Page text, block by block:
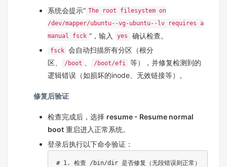
系统会提示“ The root filesystem on
/dev/mapper/ubuntu--vg-ubuntu--lv requires a
manual fsck ”，输入 yes 确认检查。
fsck 会自动扫描所有分区（根分
区、
/boot /boot/efi
等），并修复检测到的
逻辑错误（如损坏的inode、无效链接等）。
修复后验证
检查完成后，选择 resume - Resume normal
boot 重启进入正常系统。
登录后执行以下命令验证：
# 1. 检查 /bin/dir 是否修复（无段错误则正常）